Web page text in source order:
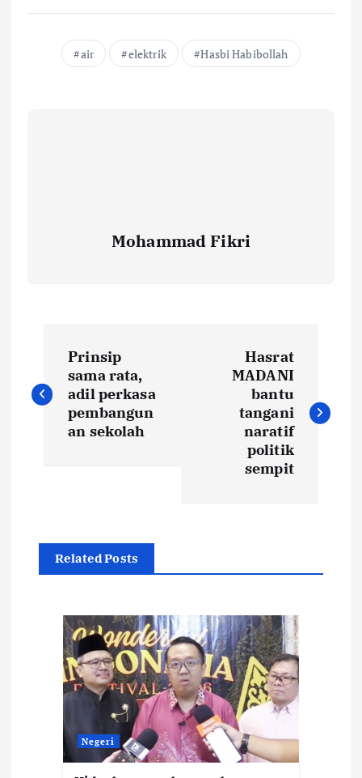
air elektrik Hasbi Habibollah
Mohammad Fikri
o
a
v
Prinsip
sama rata,
adil perkasa
pembangun
an sekolah
Hasrat
MADANI
bantu
tangani
naratif
politik
sempit
Related Posts
Negeri